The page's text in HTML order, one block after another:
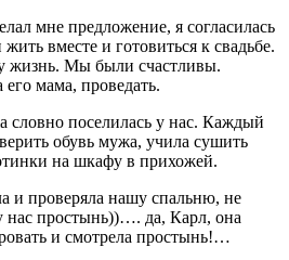
мне предложение, я согласилась
вместе и готовиться к свадьбе.
жизнь. Мы были счастливы.
мама, проведать.
словно поселилась у нас. Каждый
обувь мужа, учила сушить
на шкафу в прихожей.
и проверяла нашу спальню, не
нас простынь))…. да, Карл, она
и смотрела простынь!…